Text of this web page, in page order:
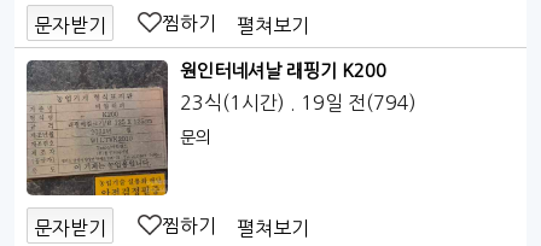
문자받기 찜하기 펼쳐보기
원인터네셔날 래핑기 K200
23식(1시간) . 19일 전(794)
문의
문자받기 찜하기 펼쳐보기